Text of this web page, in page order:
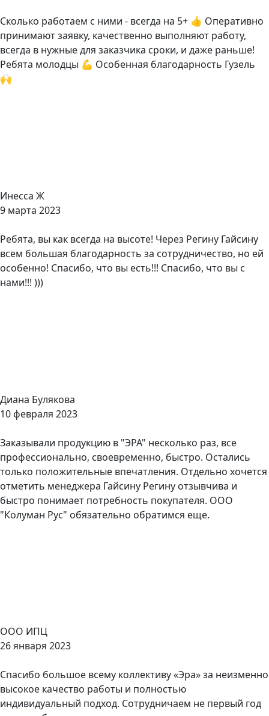
Сколько работаем с ними - всегда на 5+ 👍 Оперативно
принимают заявку, качественно выполняют работу,
всегда в нужные для заказчика сроки, и даже раньше!
Ребята молодцы 💪 Особенная благодарность Гузель
🙌
Инесса Ж
9 марта 2023
Ребята, вы как всегда на высоте! Через Регину Гайсину
всем большая благодарность за сотрудничество, но ей
особенно! Спасибо, что вы есть!!! Спасибо, что вы с
нами!!! )))
Диана Булякова
10 февраля 2023
Заказывали продукцию в "ЭРА" несколько раз, все
профессионально, своевременно, быстро. Остались
только положительные впечатления. Отдельно хочется
отметить менеджера Гайсину Регину отзывчива и
быстро понимает потребность покупателя. ООО
"Колуман Рус" обязательно обратимся еще.
ООО ИПЦ
26 января 2023
Спасибо большое всему коллективу «Эра» за неизменно
высокое качество работы и полностью
индивидуальный подход. Сотрудничаем не первый год